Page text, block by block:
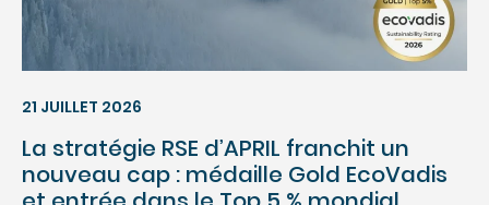
21 JUILLET 2026
La stratégie RSE d’APRIL franchit un
nouveau cap : médaille Gold EcoVadis